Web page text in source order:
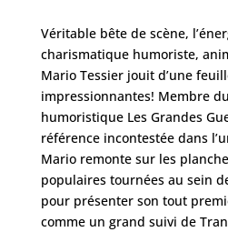
Véritable bête de scène,
charismatique humoriste,
Mario Tessier jouit d’une
impressionnantes! Membre
humoristique Les Grandes
référence incontestée dans
Mario remonte sur les
populaires tournées au sein
pour présenter son tout
comme un grand suivi de